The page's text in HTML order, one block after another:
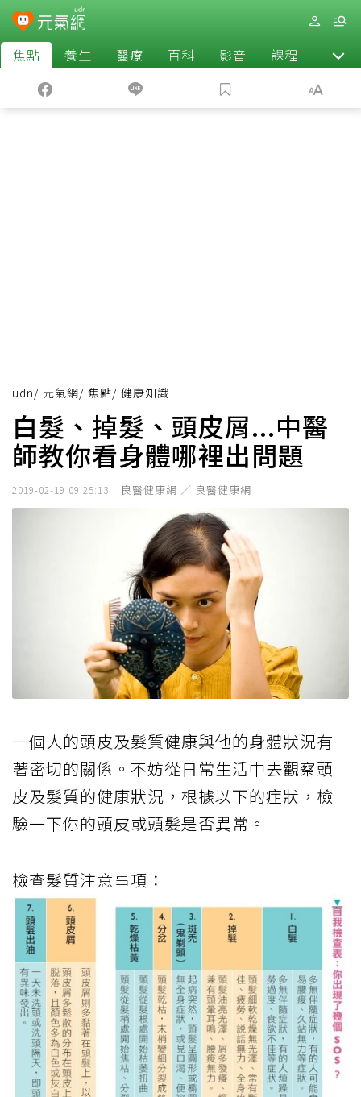
焦點 養生 醫療 百科 影音 課程 退休
udn/ 元氣網/ 焦點/ 健康知識+
白髮、掉髮、頭皮屑...中醫
師教你看身體哪裡出問題
2019-02-19 09:25:13 良醫健康網 ／ 良醫健康網
一個人的頭皮及髮質健康與他的身體狀況有
著密切的關係。不妨從日常生活中去觀察頭
皮及髮質的健康狀況，根據以下的症狀，檢
驗一下你的頭皮或頭髮是否異常。
檢查髮質注意事項：